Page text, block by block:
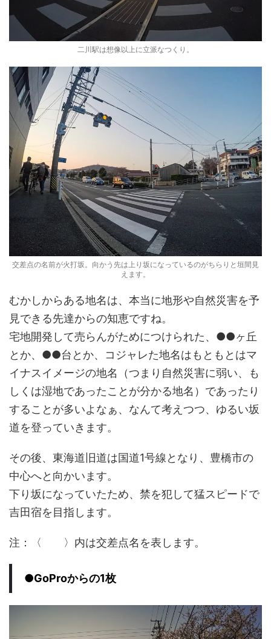
二川駅は想像以上に立派なつくり。
交差点の名前が火打坂。向かう先は上り坂になっているのがちらりと垣間見
えます。
むかしからある地名は、本当に地形や自然災害を予
見できる先達からの知恵ですね。
宅地開発して売らんがためにつけられた、●●ヶ丘
とか、●●台とか、コジャレた地名はもともとはマ
イナスイメージの地名（つまり自然災害に弱い、も
しくは湿地であったことが分かる地名）であったり
することが多いよなぁ、なんて考えつつ、ゆるい坂
道を登っていきます。
その後、東海道旧道は国道1号線となり、豊橋市の
中心へと向かいます。
下り坂になっていたため、禁を犯して猛スピードで
吉田宿を目指します。
注：〈 〉内は交差点名を表します。
●GoProからの1枚